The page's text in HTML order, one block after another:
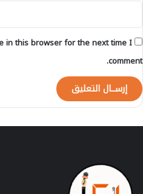
in this browser for the next time I
comment.